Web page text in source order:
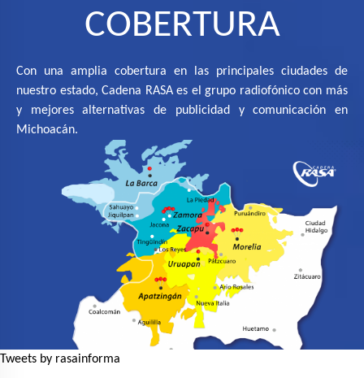
COBERTURA
Con una amplia cobertura en las principales ciudades de
nuestro estado, Cadena RASA es el grupo radiofónico con más
y mejores alternativas de publicidad y comunicación en
Michoacán.
Tweets by rasainforma